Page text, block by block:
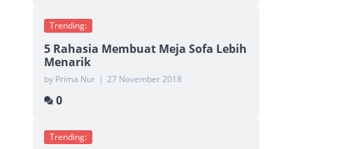
Trending:
5 Rahasia Membuat Meja Sofa Lebih
Menarik
by Prima Nur | 27 November 2018
0
Trending: